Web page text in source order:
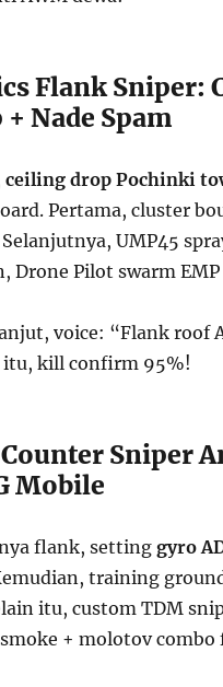
Flank Sniper:
Nade Spam
ceiling drop Pochinki
Pertama, cluster
UMP45
Drone Pilot swarm
voice: “Flank roof
itu, kill confirm 95%!
Sniper
Mobile
flank, settinggyro
training
itu, custom TDM
+ molotov combo